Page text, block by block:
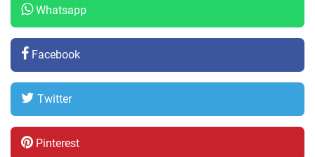
Whatsapp
Facebook
Twitter
Pinterest